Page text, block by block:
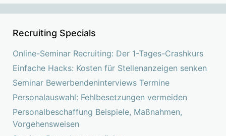
Recruiting Specials
Online-Seminar Recruiting: Der 1-Tages-Crashkurs
Einfache Hacks: Kosten für Stellenanzeigen senken
Seminar Bewerbendeninterviews Termine
Personalauswahl: Fehlbesetzungen vermeiden
Personalbeschaffung Beispiele, Maßnahmen,
Vorgehensweisen